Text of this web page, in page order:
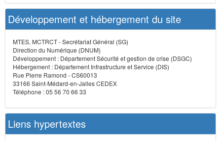
Développement et hébergement du site
MTES, MCTRCT - Secrétariat Général (SG)
Direction du Numérique (DNUM)
Développement : Département Sécurité et gestion de crise (DSGC)
Hébergement : Département Infrastructure et Service (DIS)
Rue Pierre Ramond - CS60013
33166 Saint-Médard-en-Jalles CEDEX
Téléphone : 05 56 70 66 33
Liens hypertextes